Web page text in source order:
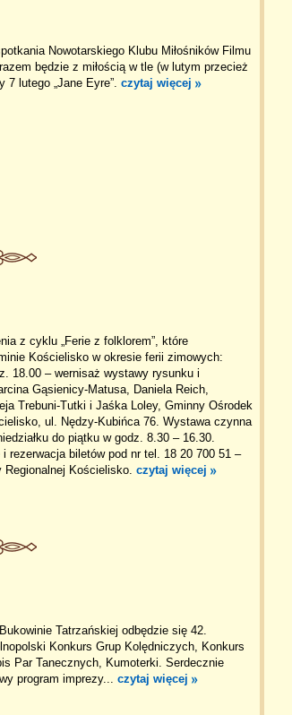
Nowotarskiego Klubu Miłośników Filmu
będzie z miłością w tle (w lutym przecież
7 lutego „Jane Eyre”. czytaj więcej
z cyklu „Ferie z folklorem”, które
Kościelisko w okresie ferii zimowych:
18.00 – wernisaż wystawy rysunku i
Gąsienicy-Matusa, Daniela Reich,
Trebuni-Tutki i Jaśka Loley, Gminny Ośrodek
ul. Nędzy-Kubińca 76. Wystawa czynna
do piątku w godz. 8.30 – 16.30.
i rezerwacja biletów pod nr tel. 18 20 700 51 –
Kościelisko. czytaj więcej
Tatrzańskiej odbędzie się 42.
Konkurs Grup Kolędniczych, Konkurs
Par Tanecznych, Kumoterki. Serdecznie
program imprezy... czytaj więcej